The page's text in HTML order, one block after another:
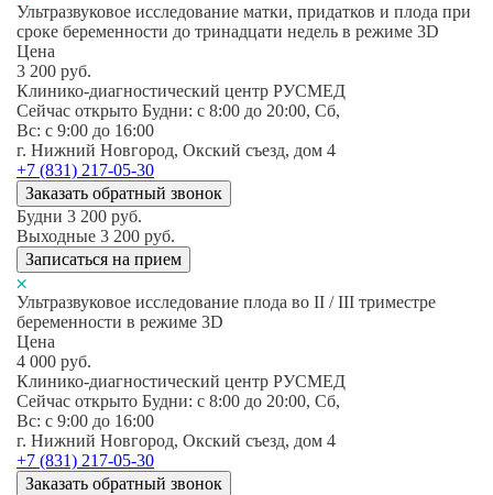
Ультразвуковое исследование матки, придатков и плода при
сроке беременности до тринадцати недель в режиме 3D
Цена
3 200 руб.
Клинико-диагностический центр РУСМЕД
Сейчас открыто Будни: c 8:00 до 20:00, Сб,
Вс: c 9:00 до 16:00
г. Нижний Новгород, Окский съезд, дом 4
+7 (831) 217-05-30
Заказать обратный звонок
Будни 3 200 руб.
Выходные 3 200 руб.
Записаться на прием
Ультразвуковое исследование плода во II / III триместре
беременности в режиме 3D
Цена
4 000 руб.
Клинико-диагностический центр РУСМЕД
Сейчас открыто Будни: c 8:00 до 20:00, Сб,
Вс: c 9:00 до 16:00
г. Нижний Новгород, Окский съезд, дом 4
+7 (831) 217-05-30
Заказать обратный звонок